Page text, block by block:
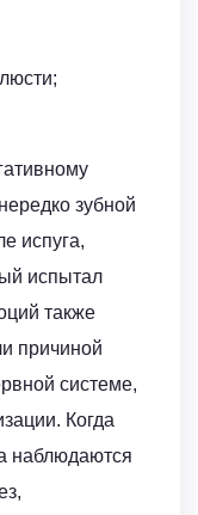
зубной
испуга,
испытал
также
причиной
системе,
Когда
наблюдаются